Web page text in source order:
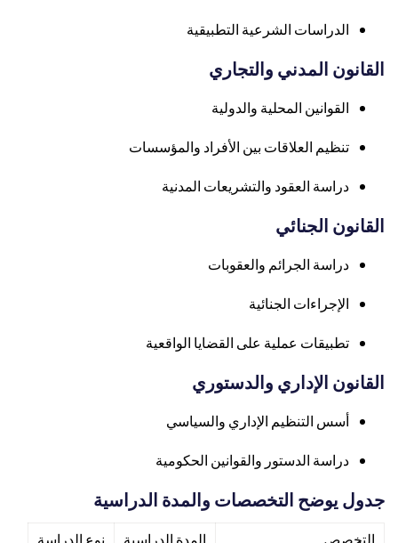
الدراسات الشرعية التطبيقية
القانون المدني والتجاري
القوانين المحلية والدولية
تنظيم العلاقات بين الأفراد والمؤسسات
دراسة العقود والتشريعات المدنية
القانون الجنائي
دراسة الجرائم والعقوبات
الإجراءات الجنائية
تطبيقات عملية على القضايا الواقعية
القانون الإداري والدستوري
أسس التنظيم الإداري والسياسي
دراسة الدستور والقوانين الحكومية
جدول يوضح التخصصات والمدة الدراسية
التخصص المدة الدراسية نوع الدراسة